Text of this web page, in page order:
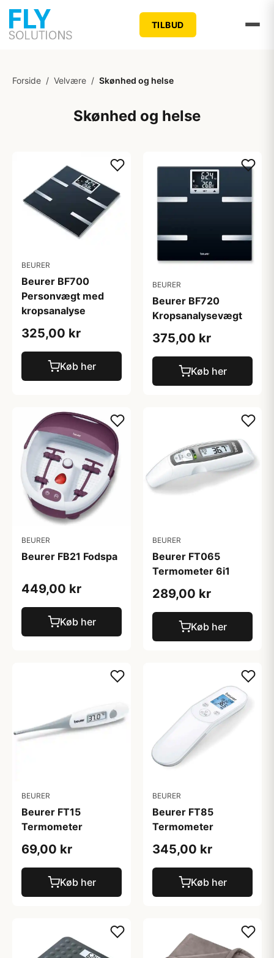
TILBUD
Forside / Velvære / Skønhed og helse
Skønhed og helse
BEURER
Beurer BF700
Personvægt med
kropsanalyse
325,00 kr
Køb her
BEURER
Beurer BF720
Kropsanalysevægt
375,00 kr
Køb her
BEURER
Beurer FB21 Fodspa
449,00 kr
Køb her
BEURER
Beurer FT065
Termometer 6i1
289,00 kr
Køb her
BEURER
Beurer FT15
Termometer
69,00 kr
Køb her
BEURER
Beurer FT85
Termometer
345,00 kr
Køb her